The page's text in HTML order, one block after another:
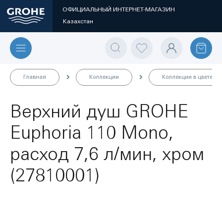
ОФИЦИАЛЬНЫЙ ИНТЕРНЕТ-МАГАЗИН
Казахстан
Главная Коллекции Коллекции в цвете
Верхний душ GROHE
Euphoria 110 Mono,
расход 7,6 л/мин, хром
(27810001)